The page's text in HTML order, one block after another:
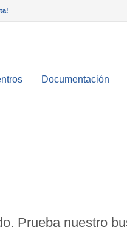
Documentación
Prueba nuestro